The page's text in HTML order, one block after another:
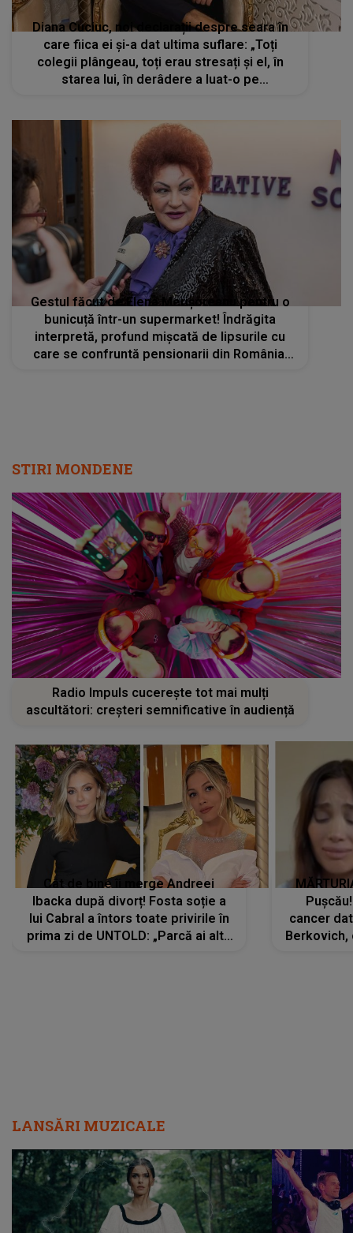
Diana Cuciuc, noi declarații despre seara în
care fiica ei și-a dat ultima suflare: „Toți
colegii plângeau, toți erau stresați și el, în
starea lui, în derâdere a luat-o pe
Gestul făcut de Elena Merișoreanu pentru o
bunicuță într-un supermarket! Îndrăgita
interpretă, profund mișcată de lipsurile cu
care se confruntă pensionarii din România:
STIRI MONDENE
Radio Impuls cucerește tot mai mulți
ascultători: creșteri semnificative în audiență
Cât de bine îi merge Andreei
Ibacka după divorț! Fosta soție a
lui Cabral a întors toate privirile în
prima zi de UNTOLD: „Parcă ai altă
cancer
Berkovich,
LANSĂRI MUZICALE